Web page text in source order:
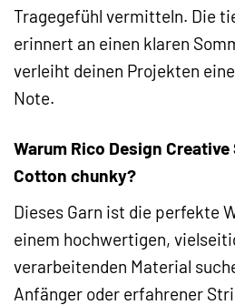
Tragegefühl vermitteln. Die
erinnert an einen klaren
verleiht deinen Projekten
Note.
Warum Rico Design Creative
Cotton chunky?
Dieses Garn ist die perfekte
einem hochwertigen,
verarbeitenden Material
Anfänger oder erfahrener